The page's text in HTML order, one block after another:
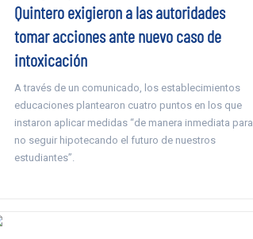
Quintero exigieron a las autoridades
tomar acciones ante nuevo caso de
intoxicación
A través de un comunicado, los establecimientos
educaciones plantearon cuatro puntos en los que
instaron aplicar medidas “de manera inmediata para
no seguir hipotecando el futuro de nuestros
estudiantes”.